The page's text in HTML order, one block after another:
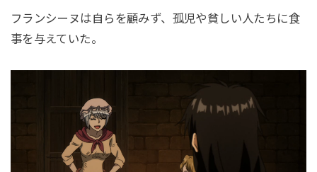
フランシーヌは自らを顧みず、孤児や貧しい人たちに食
事を与えていた。